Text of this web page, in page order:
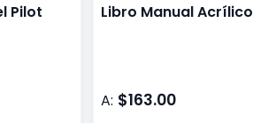
Pilot
Libro Manual Acrílico
A: $163.00